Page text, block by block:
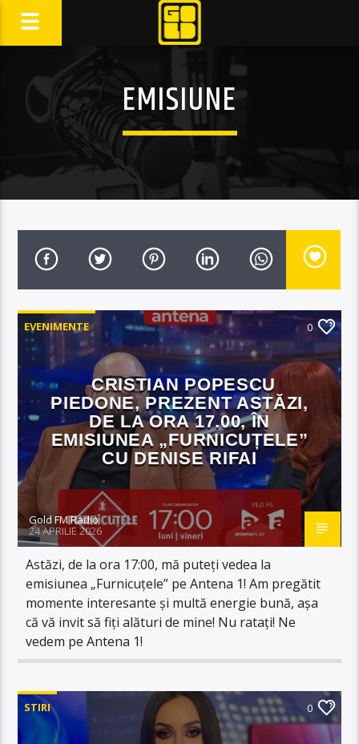
EMISIUNE
EVENIMENTE 0
CRISTIAN POPESCU
PIEDONE, PREZENT ASTĂZI,
DE LA ORA 17.00, ÎN
EMISIUNEA „FURNICUȚELE”
CU DENISE RIFAI
Gold FM Radio
24 APRILIE 2026
Astăzi, de la ora 17:00, mă puteți vedea la
emisiunea „Furnicuțele” pe Antena 1! Am pregătit
momente interesante și multă energie bună, așa
că vă invit să fiți alături de mine! Nu ratați! Ne
vedem pe Antena 1!
STIRI 0